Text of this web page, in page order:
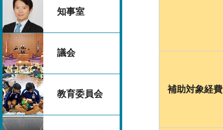
知事室
議会
教育委員会 補助対象経費